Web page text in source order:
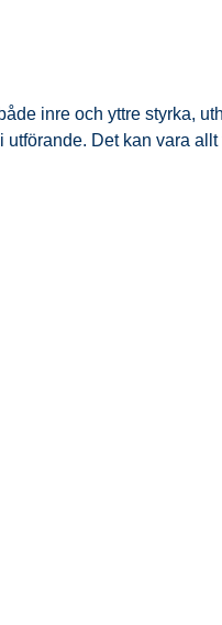
inre och yttre styrka,
Det kan vara